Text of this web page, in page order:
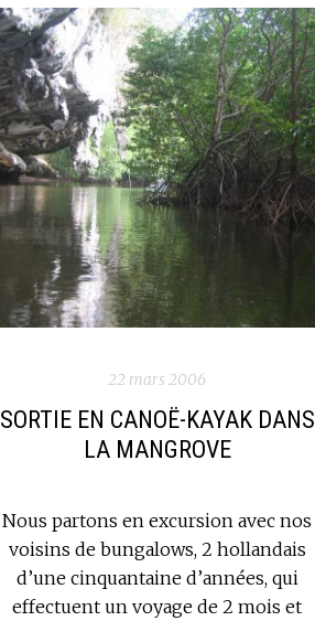
22 mars 2006
SORTIE EN CANOË-KAYAK DANS
LA MANGROVE
Nous partons en excursion avec nos
voisins de bungalows, 2 hollandais
d’une cinquantaine d’années, qui
effectuent un voyage de 2 mois et